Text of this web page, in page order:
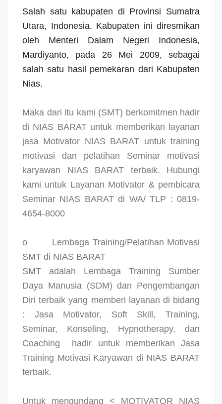
Salah satu kabupaten di Provinsi Sumatra
Utara, Indonesia. Kabupaten ini diresmikan
oleh Menteri Dalam Negeri Indonesia,
Mardiyanto, pada 26 Mei 2009, sebagai
salah satu hasil pemekaran dari Kabupaten
Nias.
Maka dari itu kami (SMT) berkomitmen hadir
di NIAS BARAT untuk memberikan layanan
jasa Motivator NIAS BARAT untuk training
motivasi dan pelatihan Seminar motivasi
karyawan NIAS BARAT terbaik. Hubungi
kami untuk Layanan Motivator & pembicara
Seminar NIAS BARAT di WA/ TLP : 0819-
4654-8000
o
Lembaga Training/Pelatihan Motivasi
SMT di NIAS BARAT
SMT adalah Lembaga Training Sumber
Daya Manusia (SDM) dan Pengembangan
Diri terbaik yang memberi layanan di bidang
: Jasa Motivator, Soft Skill, Training,
Seminar, Konseling, Hypnotherapy, dan
Coaching
hadir untuk memberikan Jasa
Training Motivasi Karyawan di NIAS BARAT
terbaik.
Untuk mengundang < MOTIVATOR NIAS